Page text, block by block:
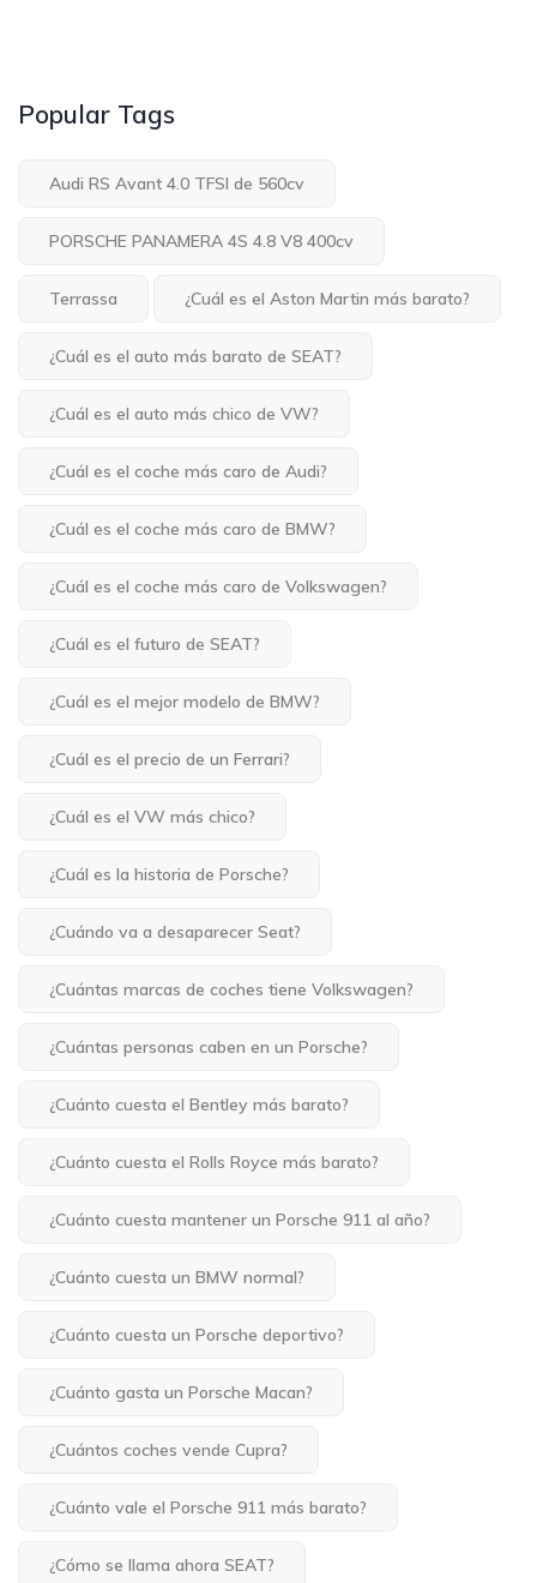
Popular Tags
Audi RS Avant 4.0 TFSI de 560cv
PORSCHE PANAMERA 4S 4.8 V8 400cv
Terrassa ¿Cuál es el Aston Martin más barato?
¿Cuál es el auto más barato de SEAT?
¿Cuál es el auto más chico de VW?
¿Cuál es el coche más caro de Audi?
¿Cuál es el coche más caro de BMW?
¿Cuál es el coche más caro de Volkswagen?
¿Cuál es el futuro de SEAT?
¿Cuál es el mejor modelo de BMW?
¿Cuál es el precio de un Ferrari?
¿Cuál es el VW más chico?
¿Cuál es la historia de Porsche?
¿Cuándo va a desaparecer Seat?
¿Cuántas marcas de coches tiene Volkswagen?
¿Cuántas personas caben en un Porsche?
¿Cuánto cuesta el Bentley más barato?
¿Cuánto cuesta el Rolls Royce más barato?
¿Cuánto cuesta mantener un Porsche 911 al año?
¿Cuánto cuesta un BMW normal?
¿Cuánto cuesta un Porsche deportivo?
¿Cuánto gasta un Porsche Macan?
¿Cuántos coches vende Cupra?
¿Cuánto vale el Porsche 911 más barato?
¿Cómo se llama ahora SEAT?